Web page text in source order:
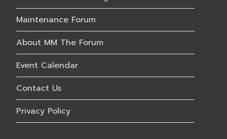
Maintenance Forum
About MM The Forum
Event Calendar
Contact Us
Privacy Policy